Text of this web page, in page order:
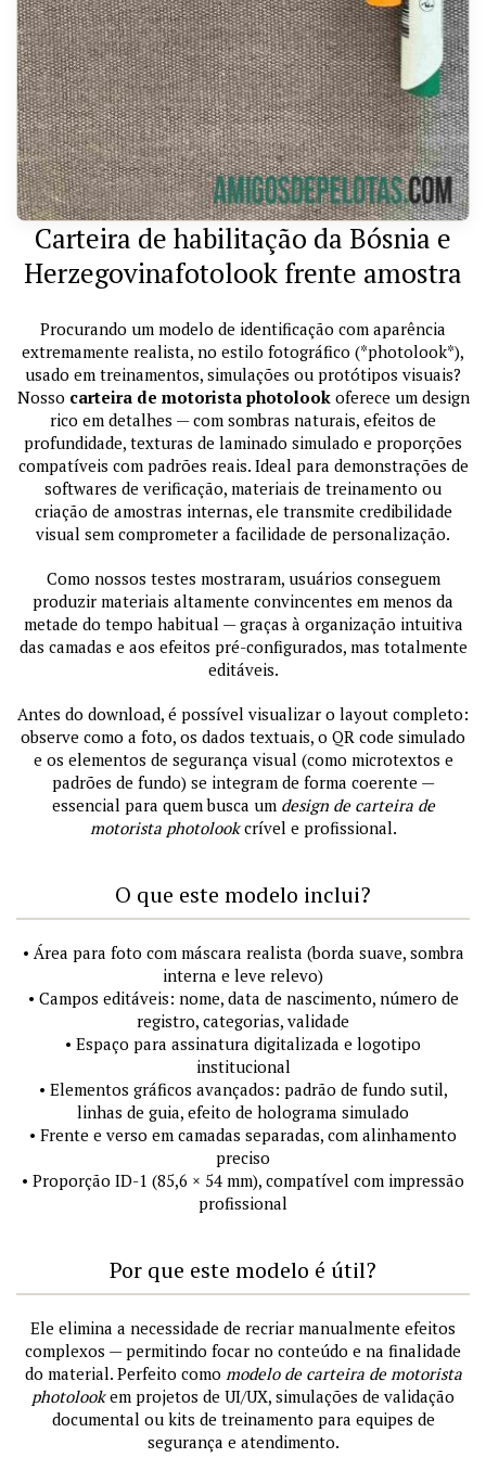
Carteira de habilitação da Bósnia e
Herzegovinafotolook frente amostra
Procurando um modelo de identificação com aparência
extremamente realista, no estilo fotográfico (*photolook*),
usado em treinamentos, simulações ou protótipos visuais?
Nosso carteira de motorista photolookoferece um design
rico em detalhes — com sombras naturais, efeitos de
profundidade, texturas de laminado simulado e proporções
compatíveis com padrões reais. Ideal para demonstrações de
softwares de verificação, materiais de treinamento ou
criação de amostras internas, ele transmite credibilidade
visual sem comprometer a facilidade de personalização.
Como nossos testes mostraram, usuários conseguem
produzir materiais altamente convincentes em menos da
metade do tempo habitual — graças à organização intuitiva
das camadas e aos efeitos pré-configurados, mas totalmente
editáveis.
Antes do download, é possível visualizar o layout completo:
observe como a foto, os dados textuais, o QR code simulado
e os elementos de segurança visual (como microtextos e
padrões de fundo) se integram de forma coerente —
essencial para quem busca um design de carteira de
motorista photolookcrível e profissional.
O que este modelo inclui?
• Área para foto com máscara realista (borda suave, sombra
interna e leve relevo)
• Campos editáveis: nome, data de nascimento, número de
registro, categorias, validade
• Espaço para assinatura digitalizada e logotipo
institucional
• Elementos gráficos avançados: padrão de fundo sutil,
linhas de guia, efeito de holograma simulado
• Frente e verso em camadas separadas, com alinhamento
preciso
• Proporção ID-1 (85,6 × 54 mm), compatível com impressão
profissional
Por que este modelo é útil?
Ele elimina a necessidade de recriar manualmente efeitos
complexos — permitindo focar no conteúdo e na finalidade
do material. Perfeito como modelo de carteira de motorista
photolookem projetos de UI/UX, simulações de validação
documental ou kits de treinamento para equipes de
segurança e atendimento.